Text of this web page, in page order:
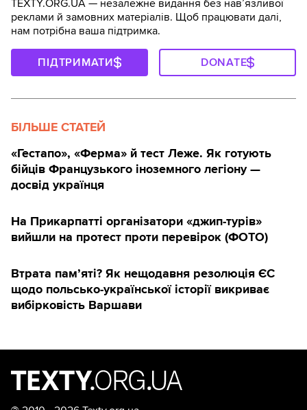
TEXTY.ORG.UA — незалежне видання без навʼязливої
реклами й замовних матеріалів. Щоб працювати далі,
нам потрібна ваша підтримка.
ПІДТРИМАТИ DONATE
БІЛЬШЕ СТАТЕЙ
«Гестапо», «Ферма» й тест Леже. Як готують
бійців Французького іноземного легіону —
досвід українця
На Прикарпатті організатори «джип-турів»
вийшли на протест проти перевірок (ФОТО)
Втрата пам’яті? Як нещодавня резолюція ЄС
щодо польсько-української історії викриває
вибірковість Варшави